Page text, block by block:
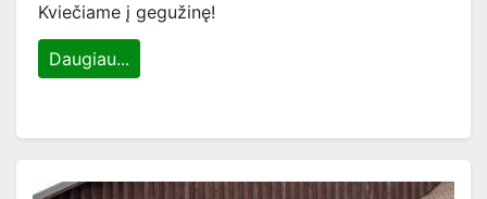
Kviečiame į gegužinę!
Daugiau...